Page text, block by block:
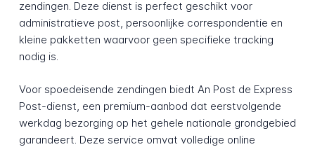
zendingen. Deze dienst is perfect geschikt voor
administratieve post, persoonlijke correspondentie en
kleine pakketten waarvoor geen specifieke tracking
nodig is.
Voor spoedeisende zendingen biedt An Post de Express
Post-dienst, een premium-aanbod dat eerstvolgende
werkdag bezorging op het gehele nationale grondgebied
garandeert. Deze service omvat volledige online